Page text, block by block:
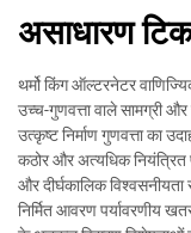
असाधारण
थर्मो किंग ऑल्टरनेटर
उच्च-गुणवत्ता वाले सामग्री और
उत्कृष्ट निर्माण गुणवत्ता का
कठोर और अत्यधिक नियंत्रित
और दीर्घकालिक
निर्मित आवरण पर्यावरणीय